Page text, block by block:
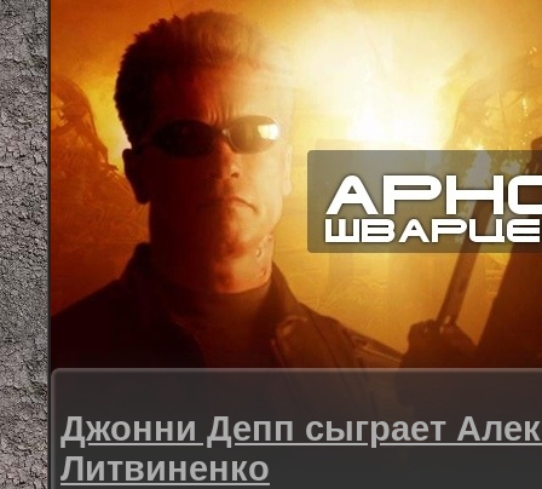
Джонни Депп сыграет
Литвиненко